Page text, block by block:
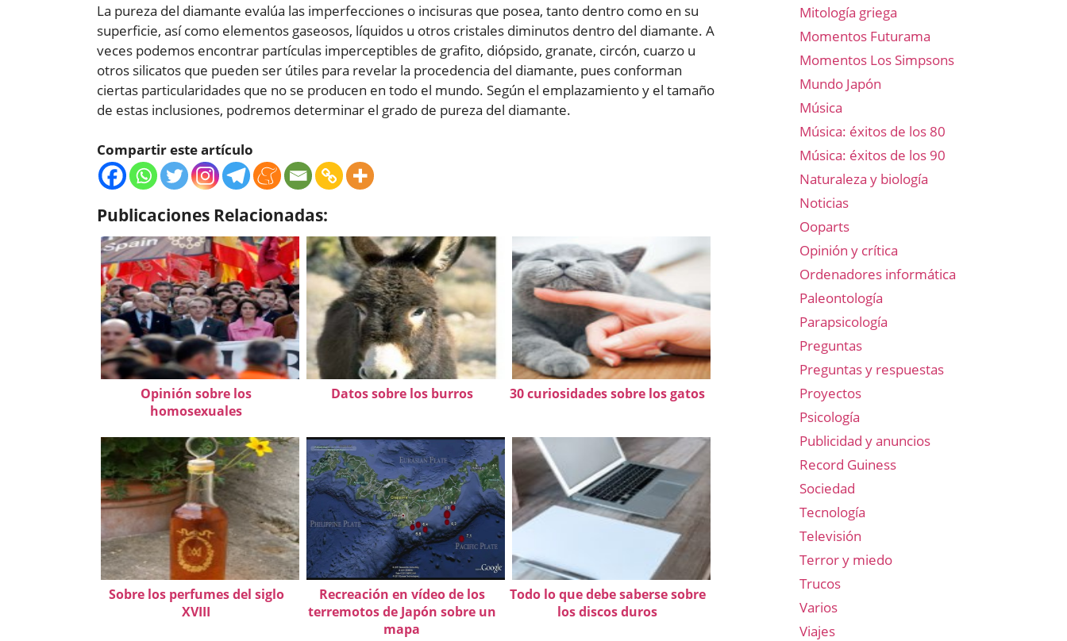
La pureza del diamante evalúa las imperfecciones o incisuras que posea, tanto dentro como en su
superficie, así como elementos gaseosos, líquidos u otros cristales diminutos dentro del diamante. A
veces podemos encontrar partículas imperceptibles de grafito, diópsido, granate, circón, cuarzo u
otros silicatos que pueden ser útiles para revelar la procedencia del diamante, pues conforman
ciertas particularidades que no se producen en todo el mundo. Según el emplazamiento y el tamaño
de estas inclusiones, podremos determinar el grado de pureza del diamante.
Compartir este artículo
Publicaciones Relacionadas:
Opinión sobre los
homosexuales
Datos sobre los burros 30 curiosidades sobre los gatos
Sobre los perfumes del siglo
XVIII
Recreación en vídeo de los
terremotos de Japón sobre un
mapa
Todo lo que debe saberse sobre
los discos duros
Mitología griega
Momentos Futurama
Momentos Los Simpsons
Mundo Japón
Música
Música: éxitos de los 80
Música: éxitos de los 90
Naturaleza y biología
Noticias
Ooparts
Opinión y crítica
Ordenadores informática
Paleontología
Parapsicología
Preguntas
Preguntas y respuestas
Proyectos
Psicología
Publicidad y anuncios
Record Guiness
Sociedad
Tecnología
Televisión
Terror y miedo
Trucos
Varios
Viajes